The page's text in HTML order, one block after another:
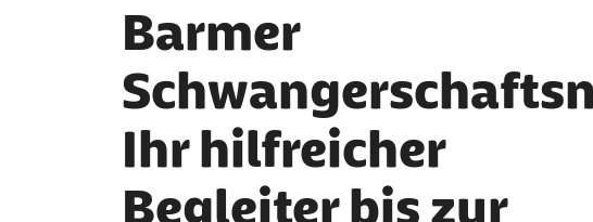
Barmer
Ihr hilfreicher
Begleiter bis zur